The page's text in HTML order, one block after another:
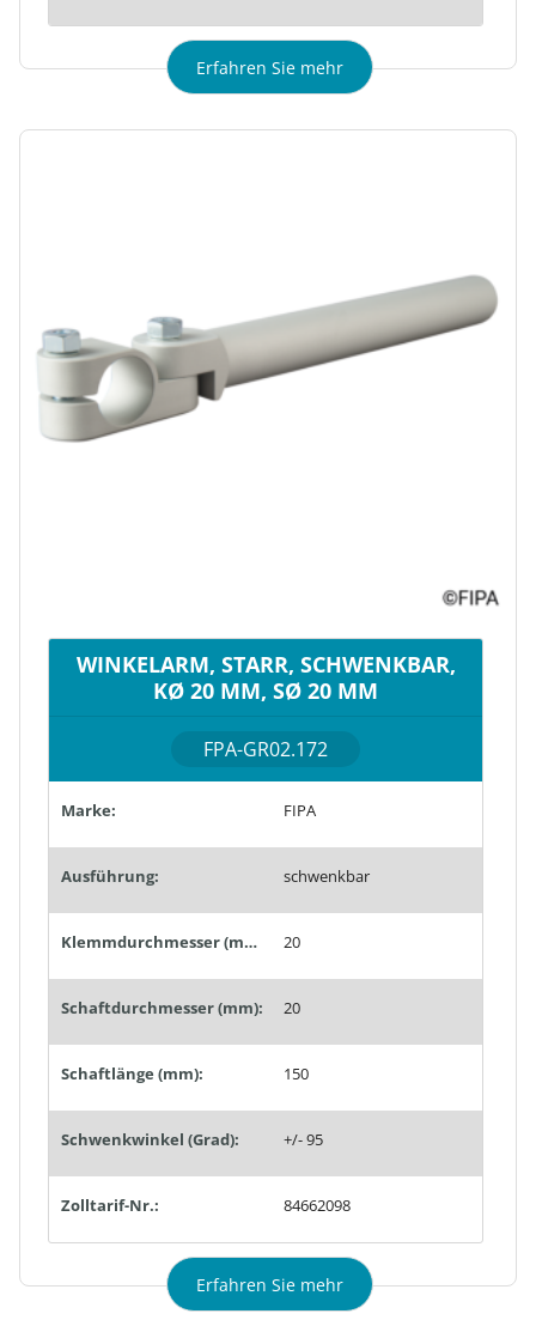
Erfahren Sie mehr
WINKELARM, STARR, SCHWENKBAR,
KØ 20 MM, SØ 20 MM
FPA-GR02.172
Marke: FIPA
Ausführung: schwenkbar
Klemmdurchmesser (mm): 20
Schaftdurchmesser (mm): 20
Schaftlänge (mm): 150
Schwenkwinkel (Grad): +/- 95
Zolltarif-Nr.: 84662098
Erfahren Sie mehr